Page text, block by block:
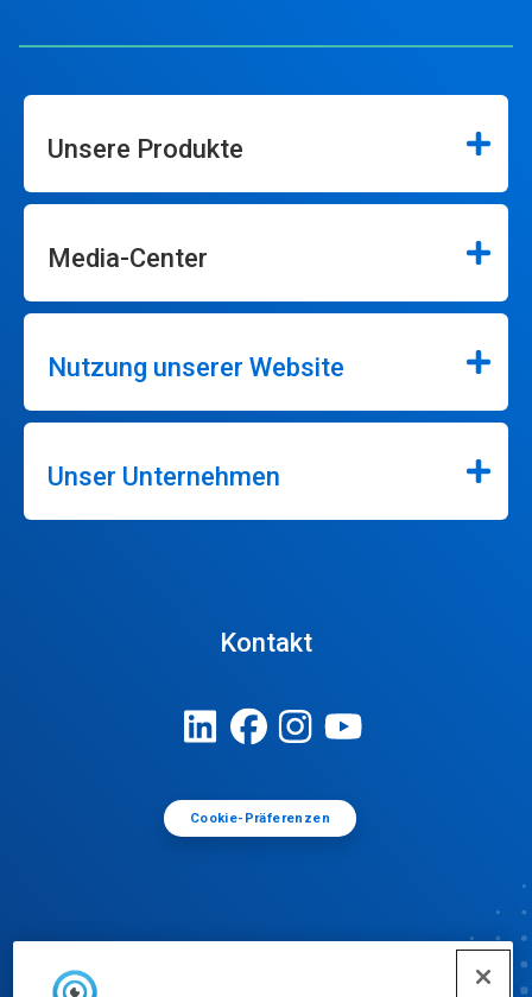
Unsere Produkte
Media-Center
Nutzung unserer Website
Unser Unternehmen
Kontakt
Cookie-Präferenzen